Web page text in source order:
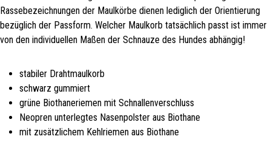
Rassebezeichnungen der Maulkörbe dienen lediglich der Orientierung
bezüglich der Passform. Welcher Maulkorb tatsächlich passt ist immer
von den individuellen Maßen der Schnauze des Hundes abhängig!
stabiler Drahtmaulkorb
schwarz gummiert
grüne Biothaneriemen mit Schnallenverschluss
Neopren unterlegtes Nasenpolster aus Biothane
mit zusätzlichem Kehlriemen aus Biothane